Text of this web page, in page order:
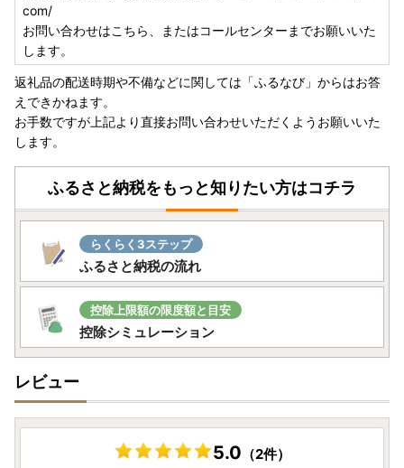
com/
お問い合わせはこちら、またはコールセンターまでお願いいた
します。
返礼品の配送時期や不備などに関しては「ふるなび」からはお答
えできかねます。
お手数ですが上記より直接お問い合わせいただくようお願いいた
します。
ふるさと納税をもっと知りたい方はコチラ
らくらく3ステップ
ふるさと納税の流れ
控除上限額の限度額と目安
控除シミュレーション
レビュー
5.0 （2件）